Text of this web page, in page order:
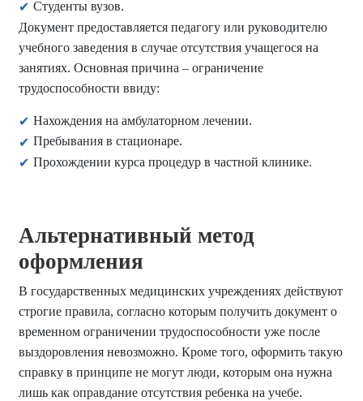
Студенты вузов.
Документ предоставляется педагогу или руководителю
учебного заведения в случае отсутствия учащегося на
занятиях. Основная причина – ограничение
трудоспособности ввиду:
Нахождения на амбулаторном лечении.
Пребывания в стационаре.
Прохождении курса процедур в частной клинике.
Альтернативный метод
оформления
В государственных медицинских учреждениях действуют
строгие правила, согласно которым получить документ о
временном ограничении трудоспособности уже после
выздоровления невозможно. Кроме того, оформить такую
справку в принципе не могут люди, которым она нужна
лишь как оправдание отсутствия ребенка на учебе.